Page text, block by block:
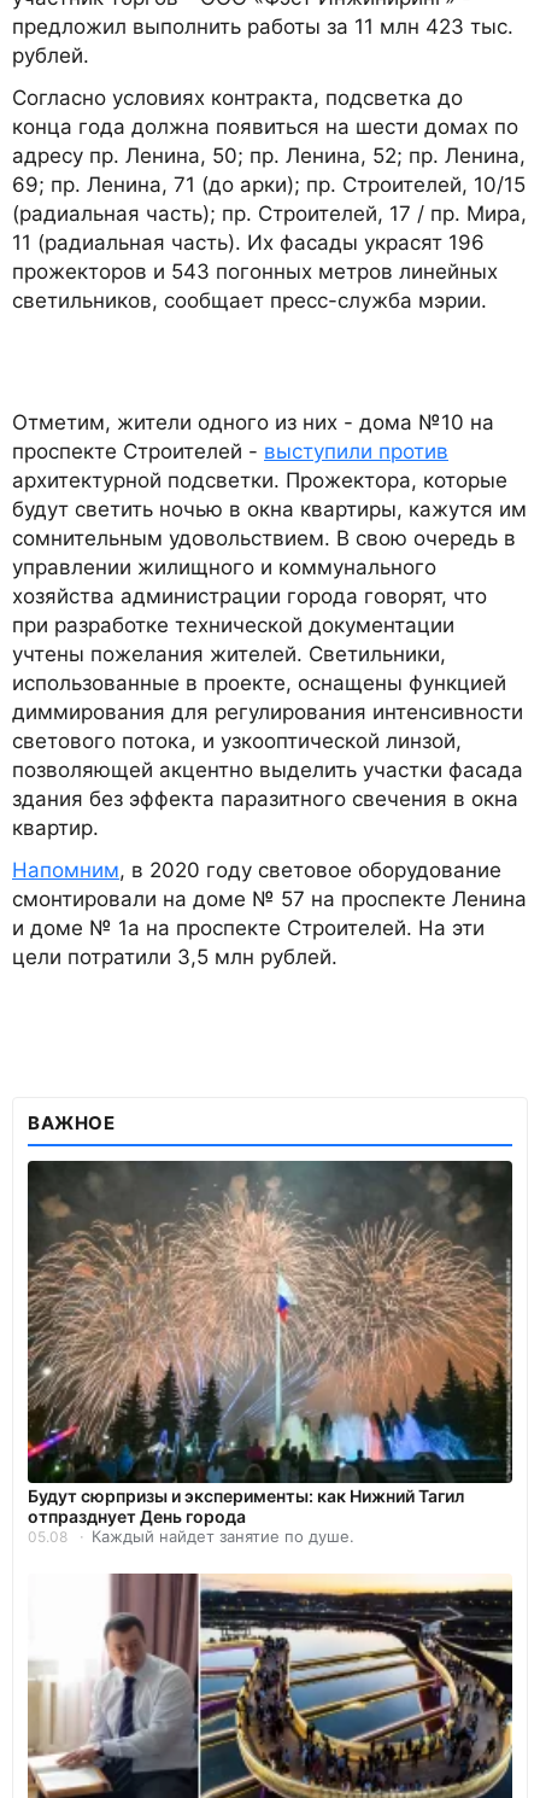
предложил выполнить работы за 11 млн 423 тыс.
рублей.
Согласно условиях контракта, подсветка до
конца года должна появиться на шести домах по
адресу пр. Ленина, 50; пр. Ленина, 52; пр. Ленина,
69; пр. Ленина, 71 (до арки); пр. Строителей, 10/15
(радиальная часть); пр. Строителей, 17 / пр. Мира,
11 (радиальная часть). Их фасады украсят 196
прожекторов и 543 погонных метров линейных
светильников, сообщает пресс-служба мэрии.
Отметим, жители одного из них - дома №10 на
проспекте Строителей - выступили против
архитектурной подсветки. Прожектора, которые
будут светить ночью в окна квартиры, кажутся им
сомнительным удовольствием. В свою очередь в
управлении жилищного и коммунального
хозяйства администрации города говорят, что
при разработке технической документации
учтены пожелания жителей. Светильники,
использованные в проекте, оснащены функцией
диммирования для регулирования интенсивности
светового потока, и узкооптической линзой,
позволяющей акцентно выделить участки фасада
здания без эффекта паразитного свечения в окна
квартир.
Напомним, в 2020 году световое оборудование
смонтировали на доме № 57 на проспекте Ленина
и доме № 1а на проспекте Строителей. На эти
цели потратили 3,5 млн рублей.
ВАЖНОЕ
Будут сюрпризы и эксперименты: как Нижний Тагил
отпразднует День города
05.08 Каждый найдет занятие по душе.